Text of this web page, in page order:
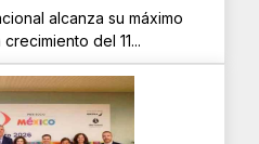
alcanza su máximo
del 11...